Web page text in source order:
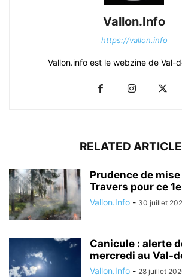
Vallon.Info
https://vallon.info
Vallon.info est le webzine de Val-
RELATED
Prudence de
Travers pour ce
Vallon.Info - 30 juillet
Canicule : alerte
mercredi au Val-
Vallon.Info - 28 juillet